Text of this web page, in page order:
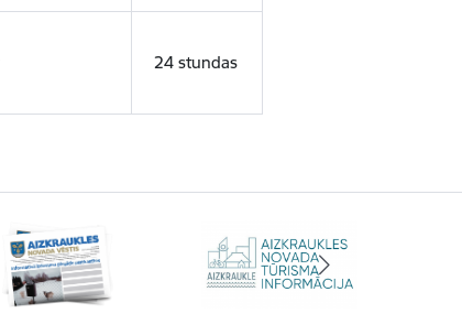
24 stundas